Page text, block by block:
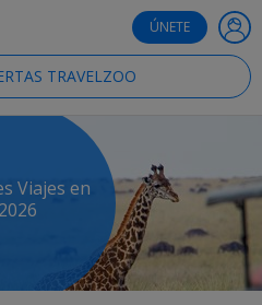
ÚNETE
TRAVELZOO
Viajes en
2026